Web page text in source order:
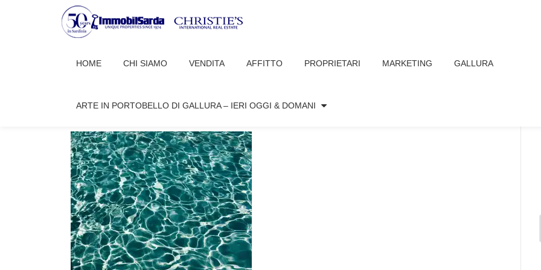
HOME CHI SIAMO VENDITA AFFITTO PROPRIETARI MARKETING GALLURA
ARTE IN PORTOBELLO DI GALLURA – IERI OGGI & DOMANI
readazione Porto Cervo Novembre 10, 2022